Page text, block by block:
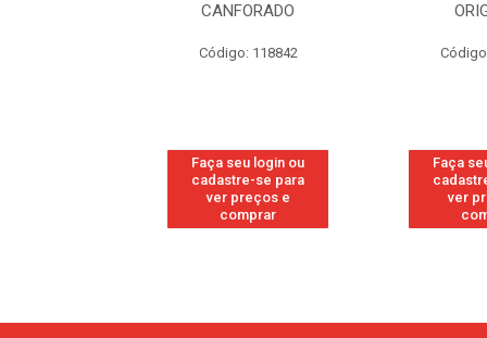
CANFORADO
Código: 118842
Faça seu login ou
cadastre-se para
ver preços e
comprar
Faça
ver